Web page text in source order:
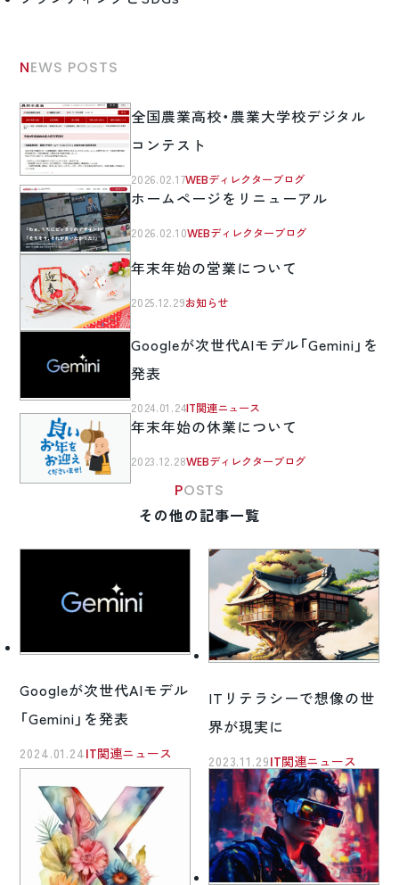
NEWS POSTS
全国農業高校・農業大学校デジタル
コンテスト
2026.02.17WEBディレクターブログ
ホームページをリニューアル
2026.02.10WEBディレクターブログ
年末年始の営業について
2025.12.29お知らせ
Googleが次世代AIモデル「Gemini」を
発表
2024.01.24IT関連ニュース
年末年始の休業について
2023.12.28WEBディレクターブログ
POSTS
その他の記事一覧
Googleが次世代AIモデル
「Gemini」を発表
2024.01.24 IT関連ニュース
ITリテラシーで想像の世
界が現実に
2023.11.29 IT関連ニュース